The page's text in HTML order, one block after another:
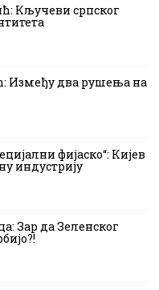
Кључеви српског
Између два рушења на
фијаско“: Кијев
индустрију
Зар да Зеленског